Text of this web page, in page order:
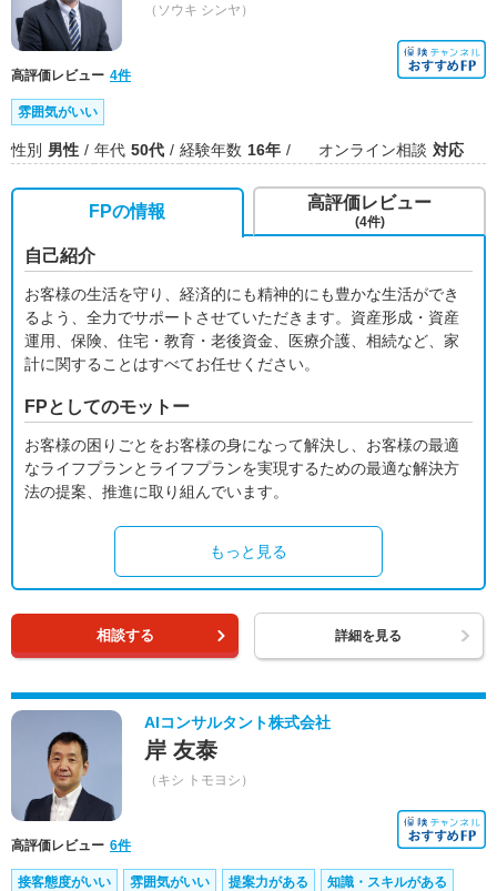
（ソウキ シンヤ）
高評価レビュー 4件
雰囲気がいい
性別 男性 年代 50代 経験年数 16年 オンライン相談 対応
FPの情報
自己紹介
お客様の生活を守り、経済的にも精神的にも豊かな生活ができ
るよう、全力でサポートさせていただきます。資産形成・資産
運用、保険、住宅・教育・老後資金、医療介護、相続など、家
計に関することはすべてお任せください。
FPとしてのモットー
お客様の困りごとをお客様の身になって解決し、お客様の最適
なライフプランとライフプランを実現するための最適な解決方
法の提案、推進に取り組んでいます。
もっと見る
高評価レビュー
(4件)
相談する 詳細を見る
AIコンサルタント株式会社
岸 友泰
（キシ トモヨシ）
高評価レビュー 6件
接客態度がいい 雰囲気がいい 提案力がある 知識・スキルがある